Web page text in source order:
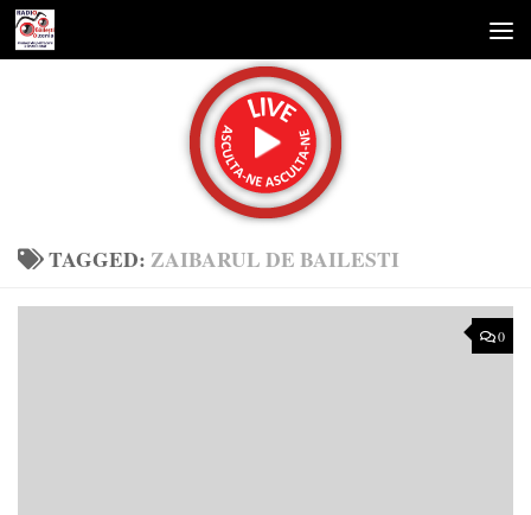
Skip to content
TAGGED:ZAIBARUL DE BAILESTI
0